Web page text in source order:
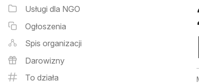
Usługi dla NGO
Ogłoszenia
Spis organizacji
Darowizny
To działa